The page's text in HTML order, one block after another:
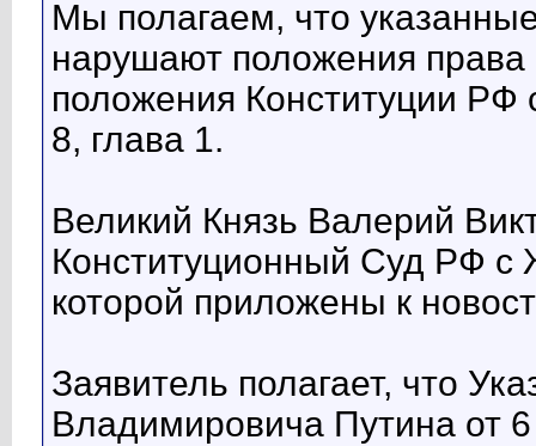
Мы полагаем, что
нарушают положения
положения Конституции РФ
8, глава 1.
Великий Князь Валерий
Конституционный Суд РФ с
которой приложены к
Заявитель полагает, что
Владимировича Путина от